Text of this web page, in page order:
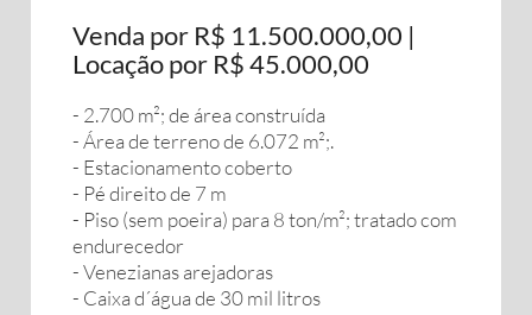
Venda por R$ 11.500.000,00 |
Locação por R$ 45.000,00
- 2.700 m²; de área construída
- Área de terreno de 6.072 m²;.
- Estacionamento coberto
- Pé direito de 7 m
- Piso (sem poeira) para 8 ton/m²; tratado com
endurecedor
- Venezianas arejadoras
- Caixa d´água de 30 mil litros